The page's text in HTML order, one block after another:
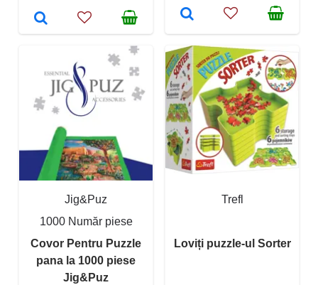
Jig&Puz
1000 Număr piese
Covor Pentru Puzzle
pana la 1000 piese
Jig&Puz
Trefl
Loviți puzzle-ul Sorter